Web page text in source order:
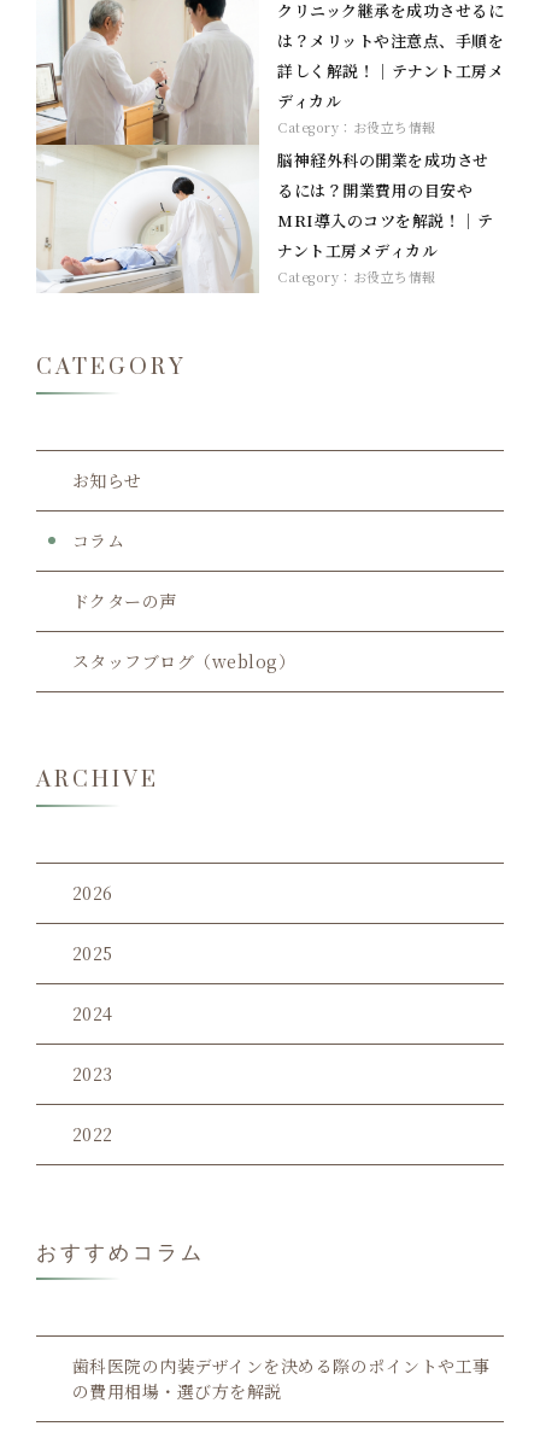
クリニック継承を成功させるに
は？メリットや注意点、手順を
詳しく解説！｜テナント工房メ
ディカル
Category： お役立ち情報
脳神経外科の開業を成功させ
るには？開業費用の目安や
MRI導入のコツを解説！｜テ
ナント工房メディカル
Category： お役立ち情報
CATEGORY
お知らせ
コラム
ドクターの声
スタッフブログ（weblog）
ARCHIVE
2026
2025
2024
2023
2022
おすすめコラム
歯科医院の内装デザインを決める際のポイントや工事
の費用相場・選び方を解説